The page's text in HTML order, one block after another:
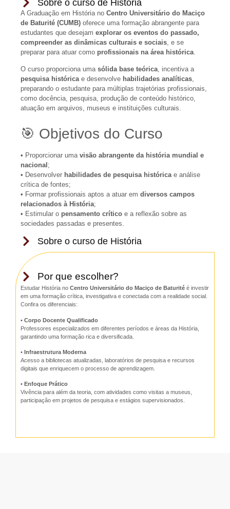
Sobre o curso de História
A Graduação em História no Centro Universitário do Maciço
de Baturité (CUMB) oferece uma formação abrangente para
estudantes que desejam explorar os eventos do passado,
compreender as dinâmicas culturais e sociais, e se
preparar para atuar como profissionais na área histórica.
O curso proporciona uma sólida base teórica, incentiva a
pesquisa históricae desenvolve habilidades analíticas,
preparando o estudante para múltiplas trajetórias profissionais,
como docência, pesquisa, produção de conteúdo histórico,
atuação em arquivos, museus e instituições culturais.
🎯 Objetivos do Curso
• Proporcionar uma visão abrangente da história mundial e
nacional ;
• Desenvolver habilidades de pesquisa histórica e análise
crítica de fontes;
• Formar profissionais aptos a atuar em diversos campos
relacionados à História;
• Estimular o pensamento crítico e a reflexão sobre as
sociedades passadas e presentes.
Sobre o curso de História
Por que escolher?
Estudar História no Centro Universitário do Maciço de Baturité é investir
em uma formação crítica, investigativa e conectada com a realidade social.
Confira os diferenciais:
• Corpo Docente Qualificado
Professores especializados em diferentes períodos e áreas da História,
garantindo uma formação rica e diversificada.
• Infraestrutura Moderna
Acesso a bibliotecas atualizadas, laboratórios de pesquisa e recursos
digitais que enriquecem o processo de aprendizagem.
• Enfoque Prático
Vivência para além da teoria, com atividades como visitas a museus,
participação em projetos de pesquisa e estágios supervisionados.